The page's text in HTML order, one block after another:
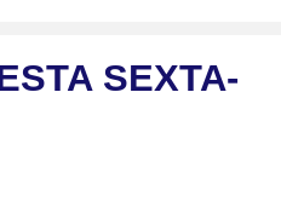
SEXTA-